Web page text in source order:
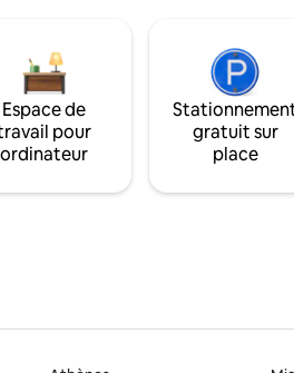
Espace de
pour
ordinateur
gratuit sur
place